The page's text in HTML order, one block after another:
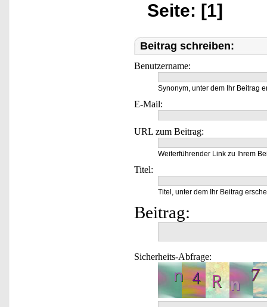
Seite: [1]
Beitrag schreiben:
Benutzername:
Synonym, unter dem Ihr Beitrag
E-Mail:
URL zum Beitrag:
Weiterführender Link zu Ihrem
Titel:
Titel, unter dem Ihr Beitrag
Beitrag:
Sicherheits-Abfrage: